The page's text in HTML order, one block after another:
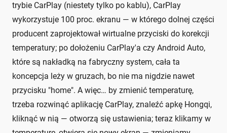
trybie CarPlay (niestety tylko po kablu), CarPlay
wykorzystuje 100 proc. ekranu — w którego dolnej części
producent zaprojektował wirtualne przyciski do korekcji
temperatury; po dołożeniu CarPlay'a czy Android Auto,
które są nakładką na fabryczny system, cała ta
koncepcja leży w gruzach, bo nie ma nigdzie nawet
przycisku "home". A więc… by zmienić temperaturę,
trzeba rozwinąć aplikację CarPlay, znaleźć apkę Hongqi,
kliknąć w nią — otworzą się ustawienia; teraz klikamy w